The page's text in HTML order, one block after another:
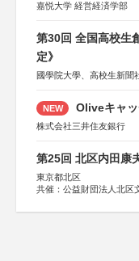
嘉悦大学 経営経済学部
第30回 全国高校生
定》
國學院大學、高校生新聞
NEW Oliveキャ
株式会社三井住友銀行
第25回 北区内田康
東京都北区
共催：公益財団法人北区
協賛：株式会社実業之日